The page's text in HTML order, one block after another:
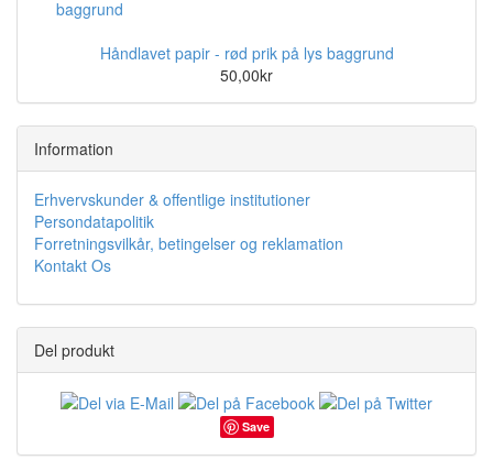
Håndlavet papir - rød prik på lys baggrund
50,00kr
Information
Erhvervskunder & offentlige institutioner
Persondatapolitik
Forretningsvilkår, betingelser og reklamation
Kontakt Os
Del produkt
Save